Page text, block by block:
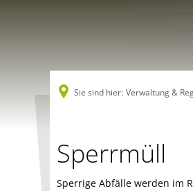
Sie sind hier: Verwaltung &
Sperrmüllabfuhr
Sperrmüll
Sperrige Abfälle werden im